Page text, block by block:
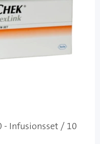
- Infusionsset / 10